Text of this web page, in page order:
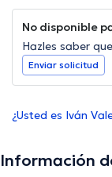
No disponible
Hazles saber
Enviar solicitud
¿Usted es Iván
Información